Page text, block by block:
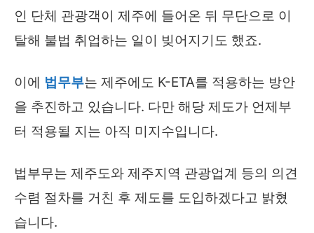
인 단체 관광객이 제주에 들어온 뒤 무단으로 이
탈해 불법 취업하는 일이 빚어지기도 했죠.
이에 법무부는 제주에도 K-ETA를 적용하는 방안
을 추진하고 있습니다. 다만 해당 제도가 언제부
터 적용될 지는 아직 미지수입니다.
법부무는 제주도와 제주지역 관광업계 등의 의견
수렴 절차를 거친 후 제도를 도입하겠다고 밝혔
습니다.